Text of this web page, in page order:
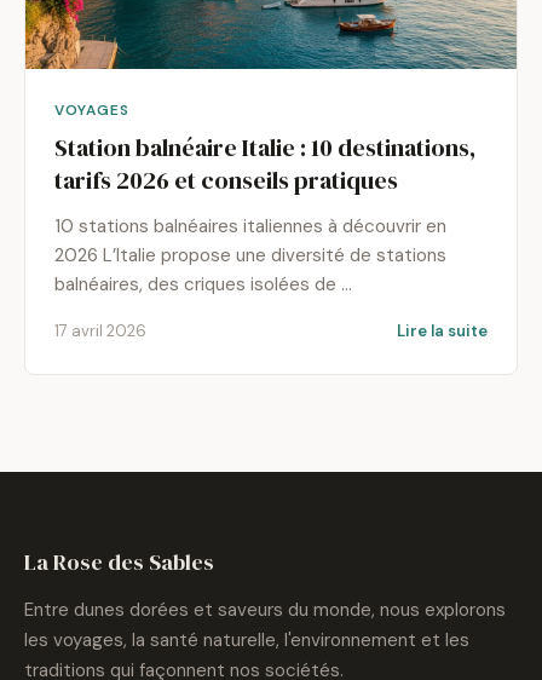
VOYAGES
Station balnéaire Italie : 10 destinations,
tarifs 2026 et conseils pratiques
10 stations balnéaires italiennes à découvrir en
2026 L’Italie propose une diversité de stations
balnéaires, des criques isolées de …
17 avril 2026 Lire la suite
La Rose des Sables
Entre dunes dorées et saveurs du monde, nous explorons
les voyages, la santé naturelle, l'environnement et les
traditions qui façonnent nos sociétés.